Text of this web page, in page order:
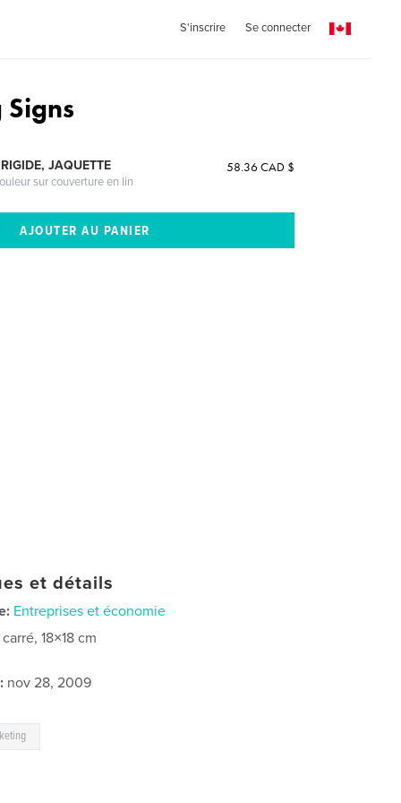
S'inscrire Se connecter
JAQUETTE
sur couverture en lin
58.36 CAD $
et détails
Entreprises et économie
18×18 cm
nov 28, 2009